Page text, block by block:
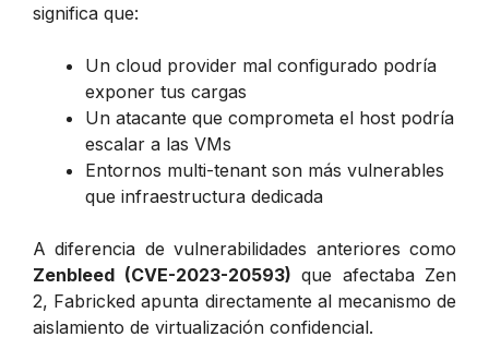
significa que:
Un cloud provider mal configurado podría
exponer tus cargas
Un atacante que comprometa el host podría
escalar a las VMs
Entornos multi-tenant son más vulnerables
que infraestructura dedicada
A diferencia de vulnerabilidades anteriores como
Zenbleed (CVE-2023-20593) que afectaba Zen
2, Fabricked apunta directamente al mecanismo de
aislamiento de virtualización confidencial.